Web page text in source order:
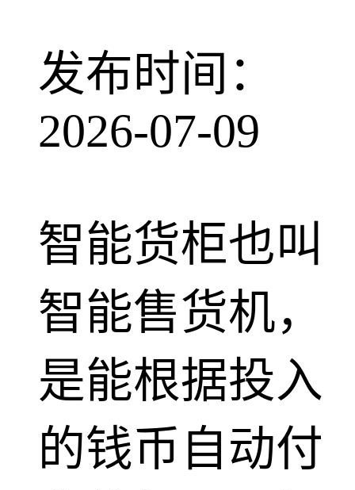
发布时间：
2026-07-09
智能货柜也叫
智能售货机，
是能根据投入
的钱币自动付